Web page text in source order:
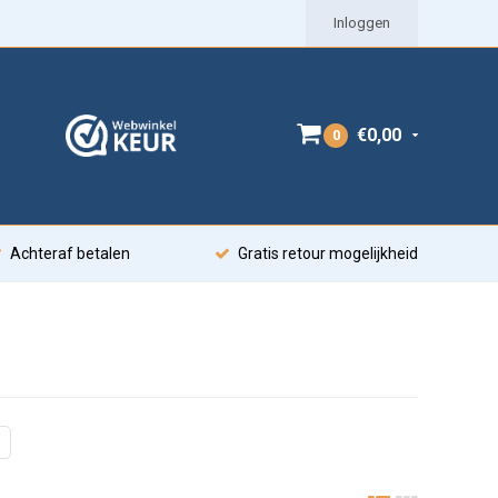
Inloggen
0 €0,00
Achteraf betalen Gratis retour mogelijkheid